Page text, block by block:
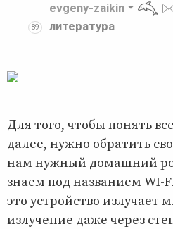
89
evgeny-zaikin
литература
Для того, чтобы понять
далее, нужно обратить
нам нужный домашний
знаем под названием WI-
это устройство излучает
излучение даже через